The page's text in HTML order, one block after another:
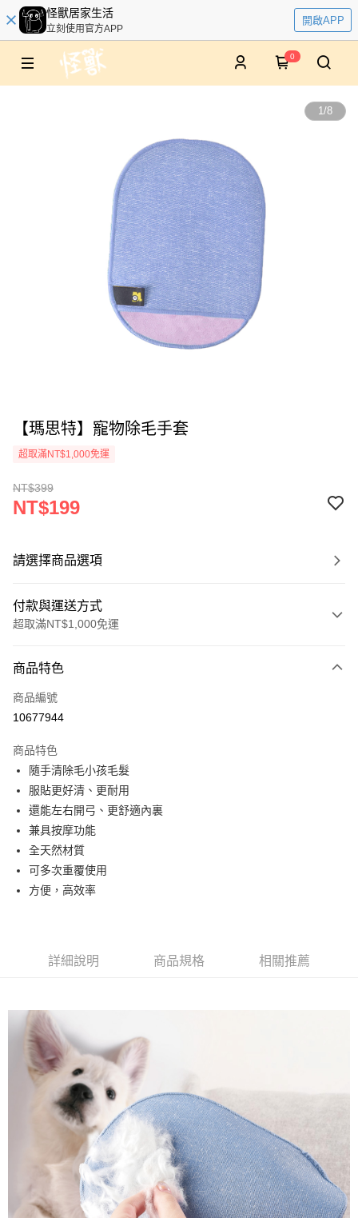
怪獸居家生活
立刻使用官方APP
開啟APP
0
1/8
【瑪思特】寵物除毛手套
超取滿NT$1,000免運
NT$399
NT$199
請選擇商品選項
付款與運送方式
超取滿NT$1,000免運
信用卡一次付款
超商取貨付款
Apple Pay
街口支付
悠遊付
Google Pay
AFTEE先享後付
１．簡單：不需註冊會員、不需綁卡、不需儲值。
【「AFTEE先享後付」結帳流程】
１．於結帳方式選擇「AFTEE先享後付」後，將跳轉至「AFTEE先享後付」
結帳頁面，進行簡訊認證並確認金額後，即可完成結帳。
２．訂單成立數日內，您將收到繳費通知簡訊。
３．收到繳費通知簡訊後14天內，點擊此簡訊中的連結，可透過四大超商／
ATM／網路銀行／等多元方式進行付款，方視為交易完成。
※ 請注意：結帳手續完成當下不需立刻繳費，但若您需要取消訂單，請聯絡
購買商品的店家。未經商家同意取消之訂單仍視為有效，需透過AFTEE先享
後付繳納相關費用。
※ 交易是否成功請以「AFTEE先享後付 」之結帳頁面顯示為準，若有關於
是否繳費成功／繳費後需取消欲退款等相關疑問，請聯繫「AFTEE先享後付
客戶支援中心」https://netprotections.freshdesk.com/support/home
【注意事項】
貨到付款
全家取貨付款
每筆NT$60，滿NT$1,000(含以上)免運費
萊爾富取貨付款
每筆NT$60，滿NT$1,000(含以上)免運費
7-11取貨付款
每筆NT$60，滿NT$1,000(含以上)免運費
每筆NT$100，滿NT$1,000(含以上)免運費
商品特色
商品編號
10677944
商品特色
隨手清除毛小孩毛髮
服貼更好清、更耐用
還能左右開弓、更舒適內裏
兼具按摩功能
全天然材質
可多次重覆使用
方便，高效率
詳細說明 商品規格 相關推薦